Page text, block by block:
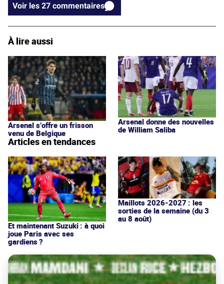
Voir les 27 commentaires
À lire aussi
Arsenal s’offre un frisson
venu de Belgique
Arsenal donne des nouvelles
de William Saliba
Articles en tendances
Et maintenant Suzuki : à quoi
joue Paris avec ses
gardiens ?
Maillots 2026-2027 : les
sorties de la semaine (du 3
au 8 août)